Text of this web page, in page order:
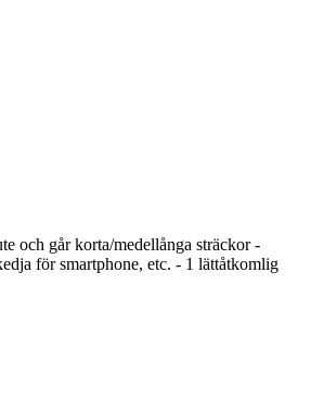
och går korta/medellånga sträckor -
för smartphone, etc. - 1 lättåtkomlig